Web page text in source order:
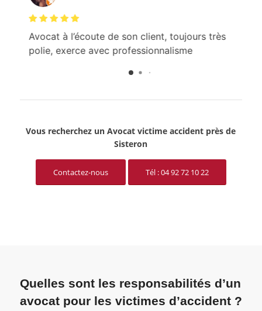
Avocat à l’écoute de son client, toujours très
polie, exerce avec professionnalisme
Vous recherchez un Avocat victime accident près de
Sisteron
Contactez-nous Tél : 04 92 72 10 22
Quelles sont les responsabilités d’un
avocat pour les victimes d’accident ?